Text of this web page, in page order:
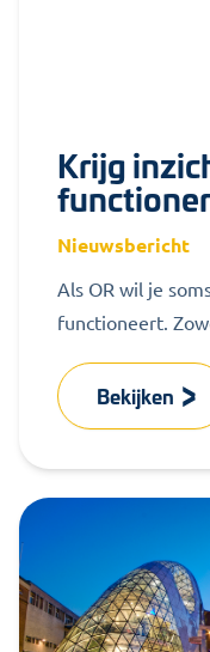
Krijg
visitatie
Nieuwsbericht
Als OR wil je
functioneert.
Bekijken